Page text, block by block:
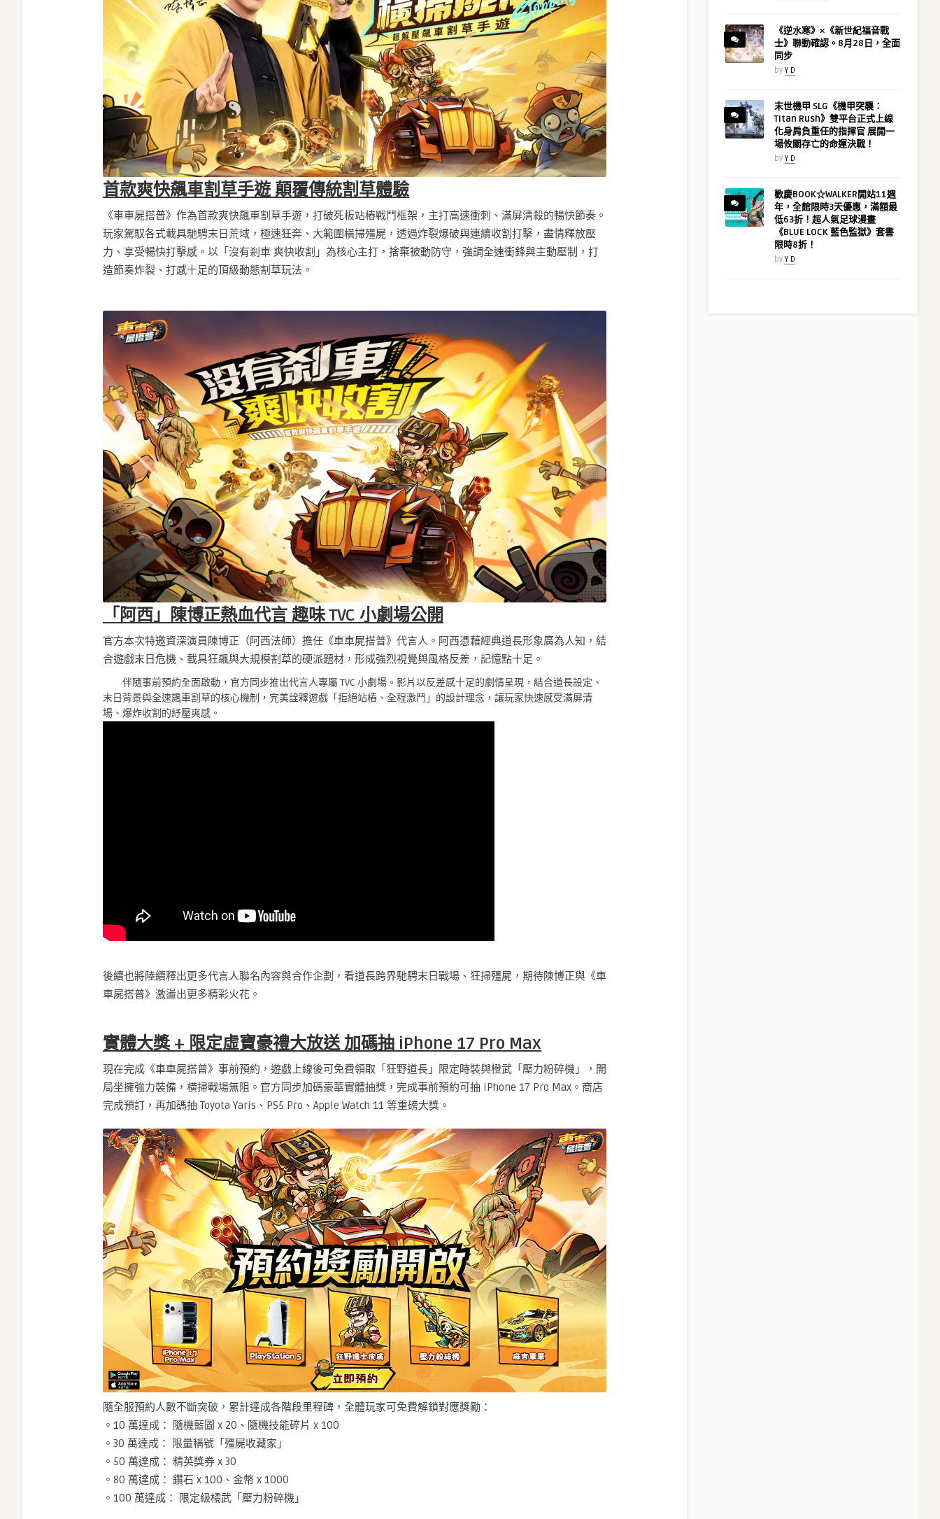
首款爽快飆車割草手遊 顛覆傳統割草體驗
《車車屍搭普》作為首款爽快飆車割草手遊，打破死板站樁戰鬥框架，主打高速衝刺、滿屏清殺的暢快節奏。
玩家駕馭各式載具馳騁末日荒域，極速狂奔、大範圍橫掃殭屍，透過炸裂爆破與連續收割打擊，盡情釋放壓
力、享受暢快打擊感。以「沒有剎車 爽快收割」為核心主打，捨棄被動防守，強調全速衝鋒與主動壓制，打
造節奏炸裂、打感十足的頂級動態割草玩法。
「阿西」陳博正熱血代言 趣味 TVC 小劇場公開
官方本次特邀資深演員陳博正（阿西法師）擔任《車車屍搭普》代言人。阿西憑藉經典道長形象廣為人知，結
合遊戲末日危機、載具狂飆與大規模割草的硬派題材，形成強烈視覺與風格反差，記憶點十足。
伴隨事前預約全面啟動，官方同步推出代言人專屬 TVC 小劇場。影片以反差感十足的劇情呈現，結合道長設定、
末日背景與全速飆車割草的核心機制，完美詮釋遊戲「拒絕站樁、全程激鬥」的設計理念，讓玩家快速感受滿屏清
場、爆炸收割的紓壓爽感。
後續也將陸續釋出更多代言人聯名內容與合作企劃，看道長跨界馳騁末日戰場、狂掃殭屍，期待陳博正與《車
車屍搭普》激盪出更多精彩火花。
實體大獎 + 限定虛寶豪禮大放送 加碼抽 iPhone 17 Pro Max
現在完成《車車屍搭普》事前預約，遊戲上線後可免費領取「狂野道長」限定時裝與橙武「壓力粉碎機」，開
局坐擁強力裝備，橫掃戰場無阻。官方同步加碼豪華實體抽獎，完成事前預約可抽 iPhone 17 Pro Max。商店
完成預訂，再加碼抽 Toyota Yaris、PS5 Pro、Apple Watch 11 等重磅大獎。
隨全服預約人數不斷突破，累計達成各階段里程碑，全體玩家可免費解鎖對應獎勵：
。10 萬達成： 隨機藍圖 x 20、隨機技能碎片 x 100
。30 萬達成： 限量稱號「殭屍收藏家」
。50 萬達成： 精英獎券 x 30
。80 萬達成： 鑽石 x 100、金幣 x 1000
。100 萬達成： 限定級橘武「壓力粉碎機」
《逆水寒》×《新世紀福音戰
士》聯動確認。8月28日，全面
同步
by Y D
末世機甲 SLG《機甲突襲：
Titan Rush》雙平台正式上線
化身肩負重任的指揮官 展開一
場攸關存亡的命運決戰！
by Y D
歡慶BOOK☆WALKER開站11週
年，全館限時3天優惠，滿額最
低63折！超人氣足球漫畫
《BLUE LOCK 藍色監獄》套書
限時8折！
by Y D